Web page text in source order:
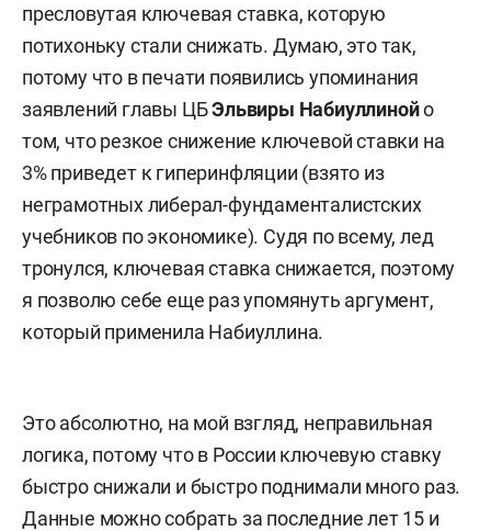
пресловутая ключевая ставка, которую
потихоньку стали снижать. Думаю, это так,
потому что в печати появились упоминания
заявлений главы ЦБЭльвиры Набиуллинойо
том, что резкое снижение ключевой ставки на
3% приведет к гиперинфляции (взято из
неграмотных либерал-фундаменталистских
учебников по экономике). Судя по всему, лед
тронулся, ключевая ставка снижается, поэтому
я позволю себе еще раз упомянуть аргумент,
который применила Набиуллина.
Это абсолютно, на мой взгляд, неправильная
логика, потому что в России ключевую ставку
быстро снижали и быстро поднимали много раз.
Данные можно собрать за последние лет 15 и